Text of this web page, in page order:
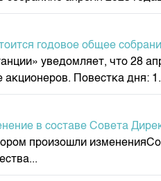
годовое общее
уведомляет, что 28
акционеров. Повестка дня:
в составе Совета
произошли